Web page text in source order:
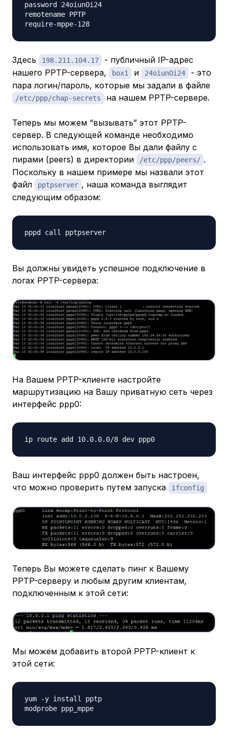
password 24oiunOi24
remotename PPTP
Здесь 198.211.104.17
- публичный IP-адрес
нашего PPTP-сервера,
box1 и 24oiunOi24
- это
пара логин/пароль, которые мы задали в файле
/etc/ppp/chap-secrets на нашем PPTP-сервере.
Теперь мы можем “вызывать” этот PPTP-
сервер. В следующей команде необходимо
использовать имя, которое Вы дали файлу с
пирами (peers) в директории
/etc/ppp/peers/ .
Поскольку в нашем примере мы назвали этот
файл
pptpserver , наша команда выглядит
следующим образом:
Вы должны увидеть успешное подключение в
логах PPTP-сервера:
На Вашем PPTP-клиенте настройте
маршрутизацию на Вашу приватную сеть через
интерфейс ppp0:
Ваш интерфейс ppp0 должен быть настроен,
что можно проверить путем запуска
ifconfig
Теперь Вы можете сделать пинг к Вашему
PPTP-серверу и любым другим клиентам,
подключенным к этой сети:
Мы можем добавить второй PPTP-клиент к
этой сети:
yum -y install pptp